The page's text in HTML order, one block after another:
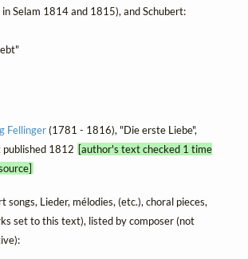
Selam 1814 and 1815), and Schubert:
Fellinger(1781 - 1816), "Die erste Liebe",
1812 [author's text checked 1 time
songs, Lieder, mélodies, (etc.), choral pieces,
set to this text), listed by composer (not